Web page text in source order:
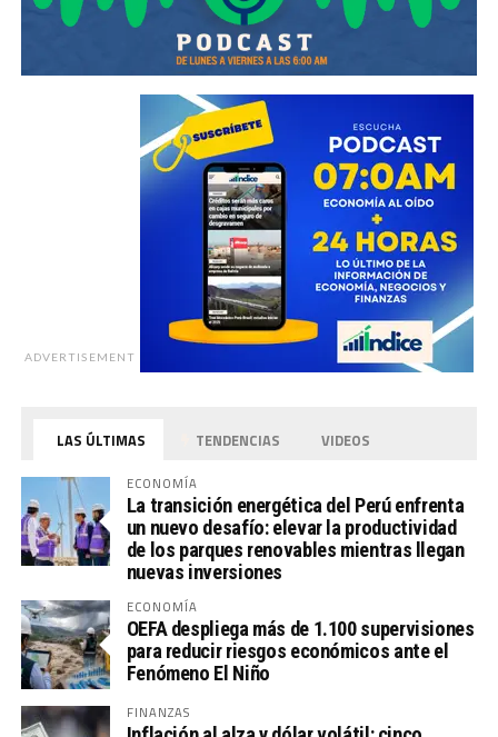
ADVERTISEMENT
LAS ÚLTIMAS TENDENCIAS VIDEOS
ECONOMÍA
La transición energética del Perú enfrenta
un nuevo desafío: elevar la productividad
de los parques renovables mientras llegan
nuevas inversiones
ECONOMÍA
OEFA despliega más de 1.100 supervisiones
para reducir riesgos económicos ante el
Fenómeno El Niño
FINANZAS